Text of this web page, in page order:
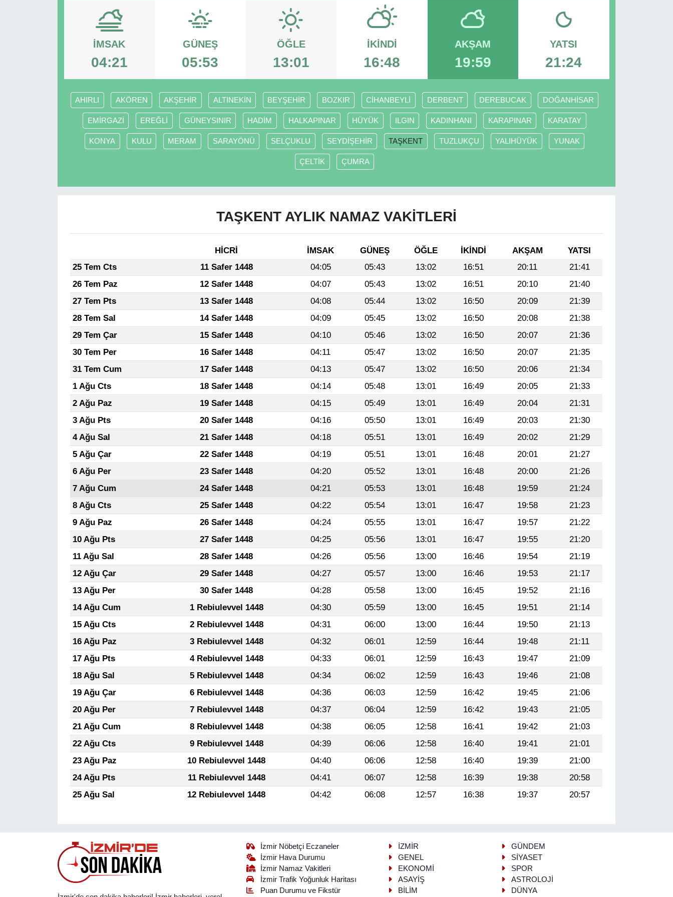
İMSAK
04:21
GÜNEŞ
05:53
ÖĞLE
13:01
İKINDI
16:48
AKŞAM
19:59
YATSI
21:24
AHIRLI AKÖREN AKŞEHİR ALTINEKİN BEYŞEHİR BOZKIR CİHANBEYLİ DERBENT DEREBUCAK DOĞANHİSAR
EMİRGAZİ EREĞLİ GÜNEYSINIR HADİM HALKAPINAR HÜYÜK ILGIN KADINHANI KARAPINAR KARATAY
KONYA KULU MERAM SARAYÖNÜ SELÇUKLU SEYDİŞEHİR TAŞKENT TUZLUKÇU YALIHÜYÜK YUNAK
ÇELTİK ÇUMRA
TAŞKENT AYLIK NAMAZ VAKITLERI
HİCRİ İMSAK GÜNEŞ ÖĞLE İKINDI AKŞAM
YATSI
25 Tem Cts
11 Safer 1448 04:05 05:43 13:02 16:51 20:11
21:41
26 Tem Paz
12 Safer 1448 04:07 05:43 13:02 16:51 20:10
21:40
27 Tem Pts
13 Safer 1448 04:08 05:44 13:02 16:50 20:09
21:39
28 Tem Sal
14 Safer 1448 04:09 05:45 13:02 16:50 20:08
21:38
29 Tem Çar
15 Safer 1448 04:10 05:46 13:02 16:50 20:07
21:36
30 Tem Per
16 Safer 1448 04:11 05:47 13:02 16:50 20:07
21:35
31 Tem Cum
17 Safer 1448 04:13 05:47 13:02 16:50 20:06
21:34
1 Ağu Cts
18 Safer 1448 04:14 05:48 13:01 16:49 20:05
21:33
2 Ağu Paz
19 Safer 1448 04:15 05:49 13:01 16:49 20:04
21:31
3 Ağu Pts
20 Safer 1448 04:16 05:50 13:01 16:49 20:03
21:30
4 Ağu Sal
21 Safer 1448 04:18 05:51 13:01 16:49 20:02
21:29
5 Ağu Çar
22 Safer 1448 04:19 05:51 13:01 16:48 20:01
21:27
6 Ağu Per
23 Safer 1448 04:20 05:52 13:01 16:48 20:00
21:26
7 Ağu Cum
24 Safer 1448 04:21 05:53 13:01 16:48 19:59
21:24
8 Ağu Cts
25 Safer 1448 04:22 05:54 13:01 16:47 19:58
21:23
9 Ağu Paz
26 Safer 1448 04:24 05:55 13:01 16:47 19:57
21:22
10 Ağu Pts
27 Safer 1448 04:25 05:56 13:01 16:47 19:55
21:20
11 Ağu Sal
28 Safer 1448 04:26 05:56 13:00 16:46 19:54
21:19
12 Ağu Çar
29 Safer 1448 04:27 05:57 13:00 16:46 19:53
21:17
13 Ağu Per
30 Safer 1448 04:28 05:58 13:00 16:45 19:52
21:16
14 Ağu Cum
1 Rebiulevvel 1448 04:30 05:59 13:00 16:45 19:51
21:14
15 Ağu Cts
2 Rebiulevvel 1448 04:31 06:00 13:00 16:44 19:50
21:13
16 Ağu Paz
3 Rebiulevvel 1448 04:32 06:01 12:59 16:44 19:48
21:11
17 Ağu Pts
4 Rebiulevvel 1448 04:33 06:01 12:59 16:43 19:47
21:09
18 Ağu Sal
5 Rebiulevvel 1448 04:34 06:02 12:59 16:43 19:46
21:08
19 Ağu Çar
6 Rebiulevvel 1448 04:36 06:03 12:59 16:42 19:45
21:06
20 Ağu Per
7 Rebiulevvel 1448 04:37 06:04 12:59 16:42 19:43
21:05
21 Ağu Cum
8 Rebiulevvel 1448 04:38 06:05 12:58 16:41 19:42
21:03
22 Ağu Cts
9 Rebiulevvel 1448 04:39 06:06 12:58 16:40 19:41
21:01
23 Ağu Paz
10 Rebiulevvel 1448 04:40 06:06 12:58 16:40 19:39
21:00
24 Ağu Pts
11 Rebiulevvel 1448 04:41 06:07 12:58 16:39 19:38
20:58
25 Ağu Sal
12 Rebiulevvel 1448 04:42 06:08 12:57 16:38 19:37 20:57
İzmir Nöbetçi Eczaneler
İzmir Hava Durumu
İzmir Namaz Vakitleri
İzmir Trafik Yoğunluk Haritası
Puan Durumu ve Fikstür
İZMİR
GÜNDEM
GENEL
SİYASET
EKONOMİ
SPOR
ASAYİŞ
ASTROLOJİ
BİLİM
DÜNYA